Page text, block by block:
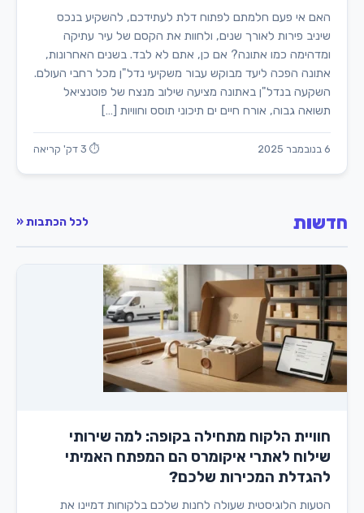
האם אי פעם חלמתם לפתוח דלת לעתידכם, להשקיע בנכס
שיניב פירות לאורך שנים, ולחוות את הקסם של עיר עתיקה
ומדהימה כמו אתונה? אם כן, אתם לא לבד. בשנים האחרונות,
אתונה הפכה ליעד מבוקש עבור משקיעי נדל"ן מכל רחבי העולם.
השקעה בנדל"ן באתונה מציעה שילוב מנצח של פוטנציאל
תשואה גבוה, אורח חיים ים תיכוני תוסס וחוויות […]
6 בנובמבר 2025 ⏱ 3 דק' קריאה
חדשות לכל הכתבות «
חוויית הלקוח מתחילה בקופה: למה שירותי
שילוח לאתרי איקומרס הם המפתח האמיתי
להגדלת המכירות שלכם?
הטעות הלוגיסטית שעולה לחנות שלכם בלקוחות דמיינו את